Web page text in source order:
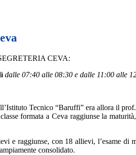
CEVA:
dalle 07:40 alle 08:30 e dalle 11:00 alle
Tecnico “Baruffi” era allora il
formata a Ceva raggiunse la
e raggiunse, con 18 allievi, l’esame di
consolidato.